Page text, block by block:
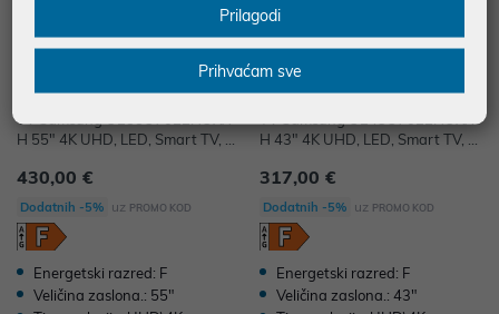
TV Samsung UE55U7022HUXX
H 55" 4K UHD, LED, Smart TV, U
430,00 €
Dodatnih -5% uz PROMO KOD
Energetski razred: F
Veličina zaslona.: 55"
H 43" 4K UHD, LED, Smart TV, U
317,00 €
Dodatnih -5% uz PROMO KOD
Energetski razred: F
Veličina zaslona.: 43"
Prilagodi
Prihvaćam sve